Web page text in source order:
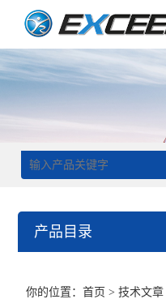
产品目录
你的位置：首页 >技术文章